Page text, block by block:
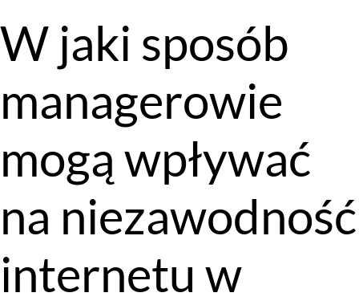
W jaki sposób
managerowie
mogą wpływać
na niezawodność
internetu w